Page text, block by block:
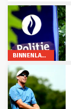
BINNENLAND